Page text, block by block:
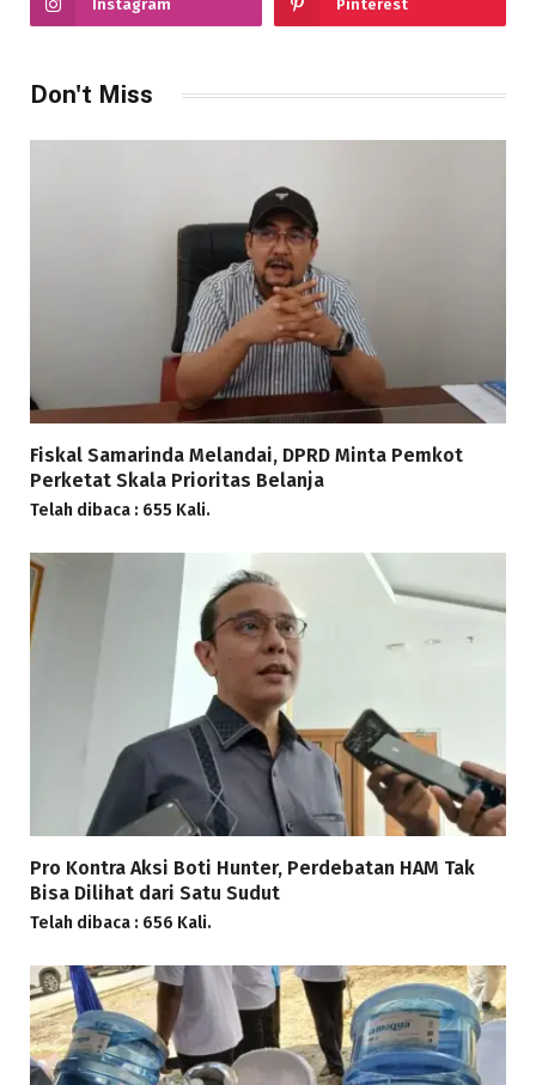
Instagram Pinterest
Don't Miss
Fiskal Samarinda Melandai, DPRD Minta Pemkot
Perketat Skala Prioritas Belanja
Telah dibaca : 655 Kali.
Pro Kontra Aksi Boti Hunter, Perdebatan HAM Tak
Bisa Dilihat dari Satu Sudut
Telah dibaca : 656 Kali.